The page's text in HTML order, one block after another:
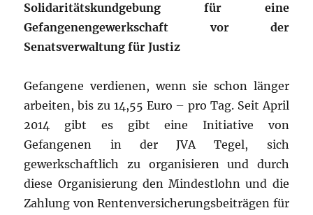
Solidaritätskundgebung für eine
Gefangenengewerkschaft vor der
Senatsverwaltung für Justiz
Gefangene verdienen, wenn sie schon länger
arbeiten, bis zu 14,55 Euro – pro Tag. Seit April
2014 gibt es gibt eine Initiative von
Gefangenen in der JVA Tegel, sich
gewerkschaftlich zu organisieren und durch
diese Organisierung den Mindestlohn und die
Zahlung von Rentenversicherungsbeiträgen für